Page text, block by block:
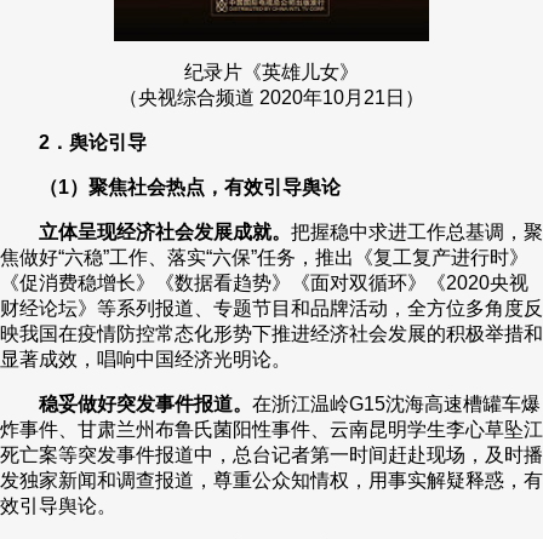
纪录片《英雄儿女》
（央视综合频道 2020年10月21日）
2．舆论引导
（1）聚焦社会热点，有效引导舆论
立体呈现经济社会发展成就。 把握稳中求进工作总基调，聚
焦做好“六稳”工作、落实“六保”任务，推出《复工复产进行时》
《促消费稳增长》《数据看趋势》《面对双循环》《2020央视
财经论坛》等系列报道、专题节目和品牌活动，全方位多角度反
映我国在疫情防控常态化形势下推进经济社会发展的积极举措和
显著成效，唱响中国经济光明论。
稳妥做好突发事件报道。 在浙江温岭G15沈海高速槽罐车爆
炸事件、甘肃兰州布鲁氏菌阳性事件、云南昆明学生李心草坠江
死亡案等突发事件报道中，总台记者第一时间赶赴现场，及时播
发独家新闻和调查报道，尊重公众知情权，用事实解疑释惑，有
效引导舆论。